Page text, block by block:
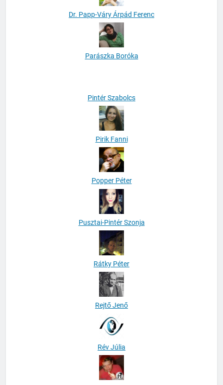
Dr. Papp-Váry Árpád Ferenc
Pintér Szabolcs
Pirik Fanni
Popper Péter
Pusztai-Pintér Szonja
Rátky Péter
Rév Júlia